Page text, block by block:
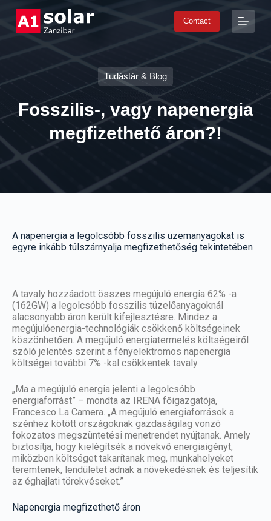
S
Contact
Tudástár & Blog
Fosszilis-, vagy napenergia
megfizethető áron?!
A napenergia a legolcsóbb fosszilis üzemanyagokat is
egyre inkább túlszárnyalja megfizethetőség tekintetében
A tavaly hozzáadott összes megújuló energia 62% -a
(162GW) a legolcsóbb fosszilis tüzelőanyagoknál
alacsonyabb áron került kifejlesztésre. Mindez a
megújulóenergia-technológiák csökkenő költségeinek
köszönhetően. A megújuló energiatermelés költségeiről
szóló jelentés szerint a fényelektromos napenergia
költségei további 7% -kal csökkentek tavaly.
„Ma a megújuló energia jelenti a legolcsóbb
energiaforrást” – mondta az IRENA főigazgatója,
Francesco La Camera. „A megújuló energiaforrások a
szénhez kötött országoknak gazdaságilag vonzó
fokozatos megszüntetési menetrendet nyújtanak. Amely
biztosítja, hogy kielégítsék a növekvő energiaigényt,
miközben költséget takarítanak meg, munkahelyeket
teremtenek, lendületet adnak a növekedésnek és teljesítik
az éghajlati törekvéseket.”
Napenergia megfizethető áron